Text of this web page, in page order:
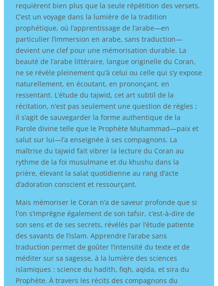
requièrent bien plus que la seule répétition des versets.
C’est un voyage dans la lumière de la tradition
prophétique, où l’apprentissage de l’arabe—en
particulier l’immersion en arabe, sans traduction—
devient une clef pour une mémorisation durable. La
beauté de l’arabe littéraire, langue originelle du Coran,
ne se révèle pleinement qu’à celui ou celle qui s’y expose
naturellement, en écoutant, en prononçant, en
ressentant. L’étude du tajwid, cet art subtil de la
récitation, n’est pas seulement une question de règles ;
il s’agit de sauvegarder la forme authentique de la
Parole divine telle que le Prophète Muhammad—paix et
salut sur lui—l’a enseignée à ses compagnons. La
maîtrise du tajwid fait vibrer la lecture du Coran au
rythme de la foi musulmane et du khushu dans la
prière, élevant la salat quotidienne au rang d’acte
d’adoration conscient et ressourçant.
Mais mémoriser le Coran n’a de saveur profonde que si
l'on s’imprègne également de son tafsir, c’est-à-dire de
son sens et de ses secrets, révélés par l’étude patiente
des savants de l’islam. Apprendre l’arabe sans
traduction permet de goûter l’intensité du texte et de
méditer sur sa sagesse, à la lumière des sciences
islamiques : science du hadith, fiqh, aqida, et sira du
Prophète. À travers les récits des compagnons du